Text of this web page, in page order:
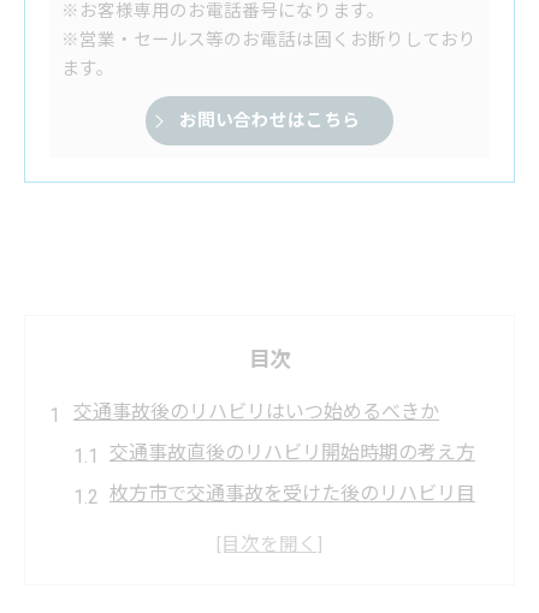
※お客様専用のお電話番号になります。
※営業・セールス等のお電話は固くお断りしており
ます。
お問い合わせはこちら
目次
交通事故後のリハビリはいつ始めるべきか
交通事故直後のリハビリ開始時期の考え方
枚方市で交通事故を受けた後のリハビリ目